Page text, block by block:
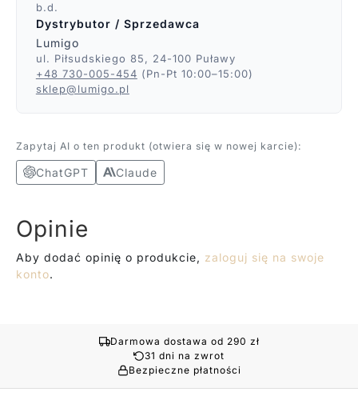
b.d.
Dystrybutor / Sprzedawca
Lumigo
ul. Piłsudskiego 85, 24-100 Puławy
+48 730-005-454 (Pn-Pt 10:00–15:00)
sklep@lumigo.pl
Zapytaj AI o ten produkt (otwiera się w nowej karcie):
ChatGPT Claude
Opinie
Aby dodać opinię o produkcie, zaloguj się na swoje
konto.
Darmowa dostawa od 290 zł
31 dni na zwrot
Bezpieczne płatności